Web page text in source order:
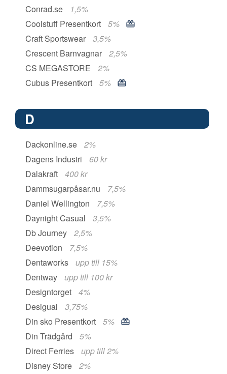
Conrad.se
1,5%
Coolstuff Presentkort
5%
Craft Sportswear
3,5%
Crescent Barnvagnar
2,5%
CS MEGASTORE
2%
Cubus Presentkort
5%
D
Dackonline.se
2%
Dagens Industri
60 kr
Dalakraft
400 kr
Dammsugarpåsar.nu
7,5%
Daniel Wellington
7,5%
Daynight Casual
3,5%
Db Journey
2,5%
Deevotion
7,5%
Dentaworks
upp till 15%
Dentway
upp till 100 kr
Designtorget
4%
Desigual
3,75%
Din sko Presentkort
5%
Din Trädgård
5%
Direct Ferries
upp till 2%
Disney Store
2%